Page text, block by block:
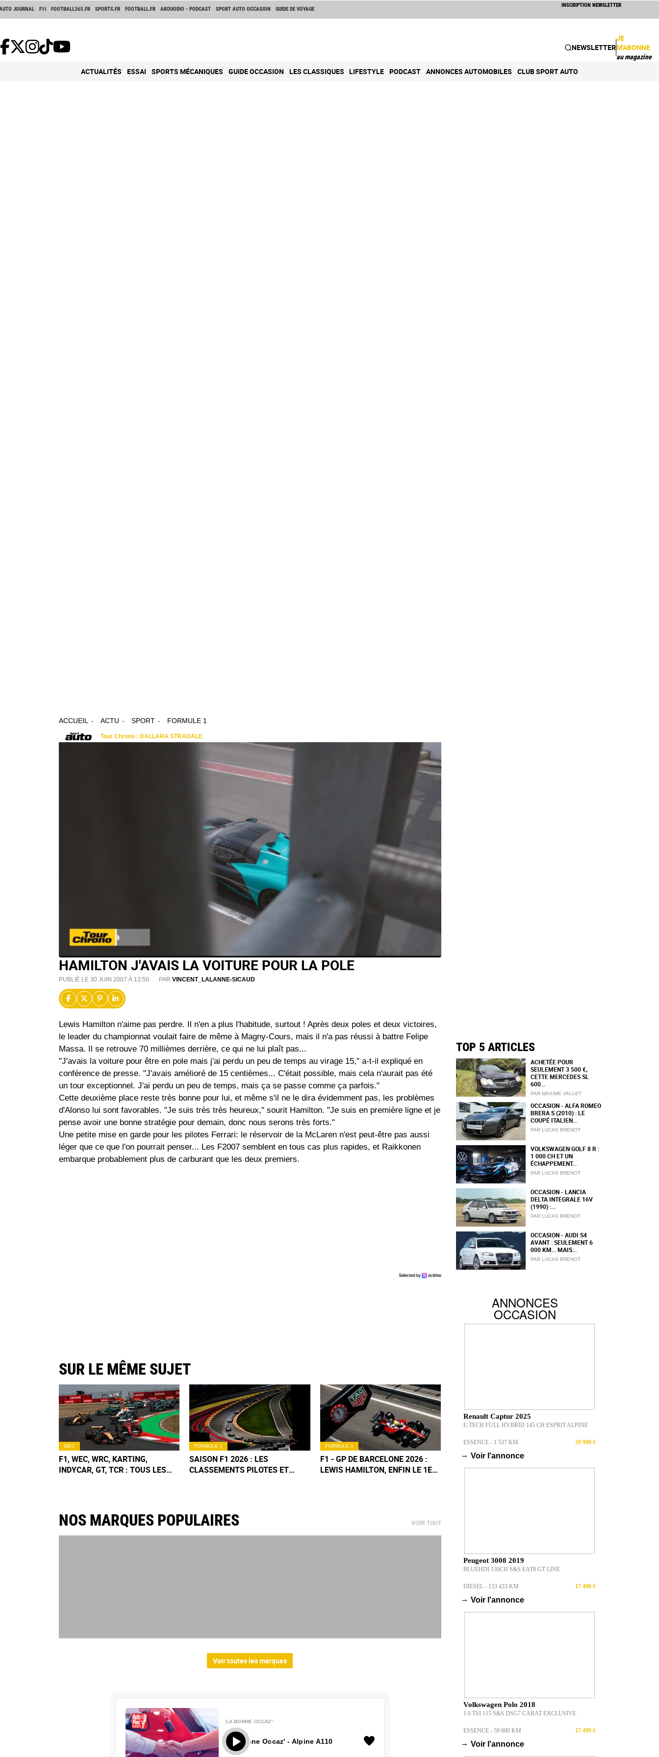
JOURNAL F1I FOOTBALL365.FR SPORTS.FR FOOTBALL.FR AKOUODIO - PODCAST SPORT AUTO OCCASION GUIDE DE VOYAGE
INSCRIPTION NEWSLETTER
NEWSLETTER
JE
M'ABONNE
au magazine
ACTUALITÉS ESSAI SPORTS MÉCANIQUES GUIDE OCCASION LES CLASSIQUES LIFESTYLE PODCAST ANNONCES AUTOMOBILES CLUB SPORT AUTO
ACCUEIL ACTU SPORT FORMULE 1
HAMILTON J'AVAIS LA VOITURE POUR LA POLE
PUBLIÉ LE 30 JUIN 2007 À 13:50 PAR VINCENT_LALANNE-SICAUD
Lewis Hamilton n'aime pas perdre. Il n'en a plus l'habitude, surtout ! Après deux poles et deux victoires,
le leader du championnat voulait faire de même à Magny-Cours, mais il n'a pas réussi à battre Felipe
Massa. Il se retrouve 70 millièmes derrière, ce qui ne lui plaît pas...
"J'avais la voiture pour être en pole mais j'ai perdu un peu de temps au virage 15," a-t-il expliqué en
conférence de presse. "J'avais amélioré de 15 centièmes... C'était possible, mais cela n'aurait pas été
un tour exceptionnel. J'ai perdu un peu de temps, mais ça se passe comme ça parfois."
Cette deuxième place reste très bonne pour lui, et même s'il ne le dira évidemment pas, les problèmes
d'Alonso lui sont favorables. "Je suis très très heureux," sourit Hamilton. "Je suis en première ligne et je
pense avoir une bonne stratégie pour demain, donc nous serons très forts."
Une petite mise en garde pour les pilotes Ferrari: le réservoir de la McLaren n'est peut-être pas aussi
léger que ce que l'on pourrait penser... Les F2007 semblent en tous cas plus rapides, et Raikkonen
embarque probablement plus de carburant que les deux premiers.
SUR LE MÊME SUJET
WEC
F1, WEC, WRC, KARTING,
INDYCAR, GT, TCR : TOUS LES
FORMULE 1
SAISON F1 2026 : LES
CLASSEMENTS PILOTES ET
FORMULE 1
F1 - GP DE BARCELONE 2026 :
LEWIS HAMILTON, ENFIN LE 1ER
NOS MARQUES POPULAIRES VOIR TOUT
Voir toutes les marques
LA BONNE OCCAZ'
La Bonne Occaz' - Alpine A110
TOP 5 ARTICLES
ACHETÉE POUR
SEULEMENT 3 500 €,
CETTE MERCEDES SL
600...
PAR MAXIME VALLET
OCCASION - ALFA ROMEO
BRERA S (2010) : LE
COUPÉ ITALIEN...
PAR LUCAS BRENOT
VOLKSWAGEN GOLF 8 R :
1 000 CH ET UN
ÉCHAPPEMENT...
PAR LUCAS BRENOT
OCCASION - LANCIA
DELTA INTEGRALE 16V
(1990) :...
PAR LUCAS BRENOT
OCCASION - AUDI S4
AVANT : SEULEMENT 6
000 KM… MAIS...
PAR LUCAS BRENOT
ANNONCES
OCCASION
Renault Captur 2025
E-TECH FULL HYBRID 145 CH ESPRIT ALPINE
ESSENCE - 1 537 KM 29 990 €
→ Voir l'annonce
Peugeot 3008 2019
BLUEHDI 130CH S&S EAT8 GT LINE
DIESEL - 133 433 KM 17 490 €
→ Voir l'annonce
Volkswagen Polo 2018
1.0 TSI 115 S&S DSG7 CARAT EXCLUSIVE
ESSENCE - 59 000 KM 17 499 €
→ Voir l'annonce